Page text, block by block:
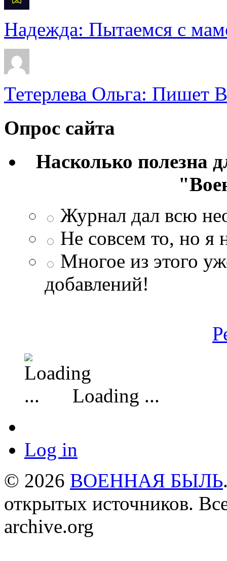
Надежда: Пытаемся с
Тетерлева Ольга: Пишет
Опрос сайта
Насколько полезна
Журнал дал всю
Не совсем то, но я
Многое из этого
добавлений!
Loading ...
Log in
© 2026 ВОЕННАЯ БЫЛЬ
открытых источников.
archive.org